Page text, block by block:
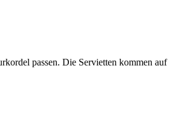
passen. Die Servietten kommen auf